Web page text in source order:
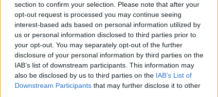
section to confirm your selection. Please note that after your
opt-out request is processed you may continue seeing
interest-based ads based on personal information utilized by
us or personal information disclosed to third parties prior to
your opt-out. You may separately opt-out of the further
disclosure of your personal information by third parties on the
IAB’s list of downstream participants. This information may
also be disclosed by us to third parties on the IAB’s List of
Downstream Participants that may further disclose it to other
Sigue leyendo
INVERSIONES